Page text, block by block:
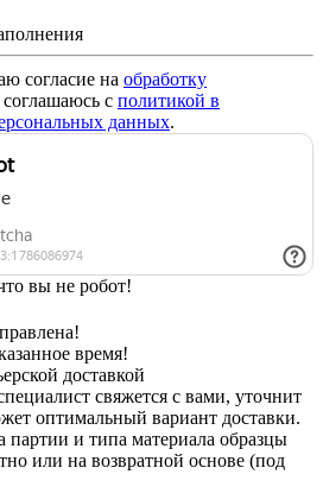
согласие на обработку
с политикой в
данных.
вы не робот!
время!
доставкой
свяжется с вами, уточнит
оптимальный вариант доставки.
партии и типа материала образцы
или на возвратной основе (под